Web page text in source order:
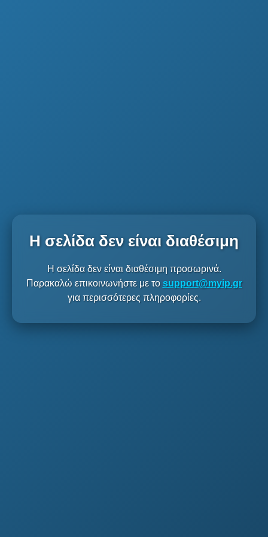
Η σελίδα δεν είναι διαθέσιμη
Η σελίδα δεν είναι διαθέσιμη προσωρινά.
Παρακαλώ επικοινωνήστε με το support@myip.gr
για περισσότερες πληροφορίες.